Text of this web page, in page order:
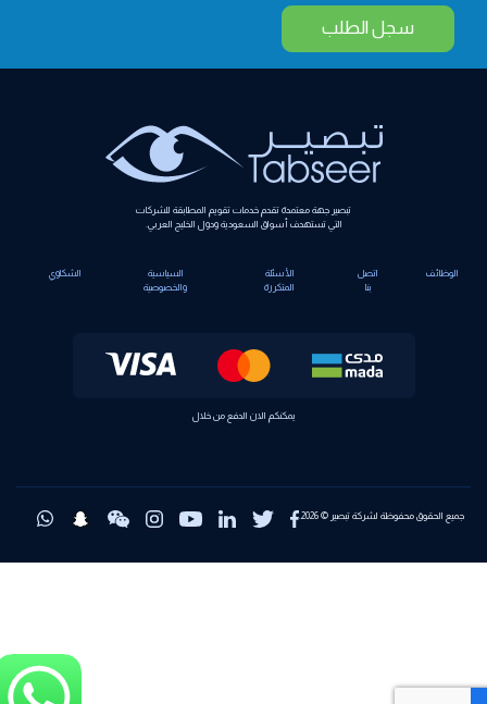
سجل الطلب
تبصير جهة معتمدة تقدم خدمات تقويم المطابقة للشركات
التي تستهدف أسواق السعودية ودول الخليج العربي.
الوظائف
اتصل
الأسئلة
المتكررة
السياسية
والخصوصية
الشكاوي
يمكنكم الان الدفع من خلال
جميع الحقوق محفوظة لشركة تبصير © 2026.